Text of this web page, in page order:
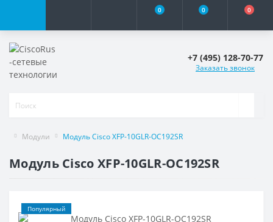
0 0 0
+7 (495) 128-70-77
Заказать звонок
Модули Модуль Cisco XFP-10GLR-OC192SR
Модуль Cisco XFP-10GLR-OC192SR
Популярный